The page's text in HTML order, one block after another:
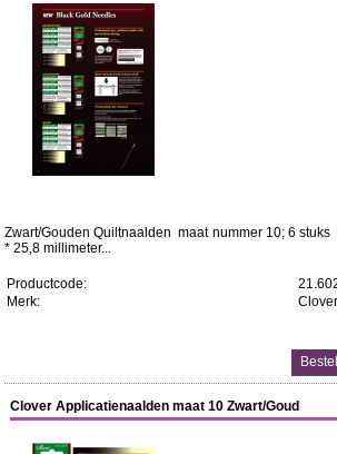
Zwart/Gouden Quiltnaalden maat nummer 10; 6 stuks
* 25,8 millimeter...
Productcode:
Merk:
Clover
Clover Applicatienaalden maat 10 Zwart/Goud